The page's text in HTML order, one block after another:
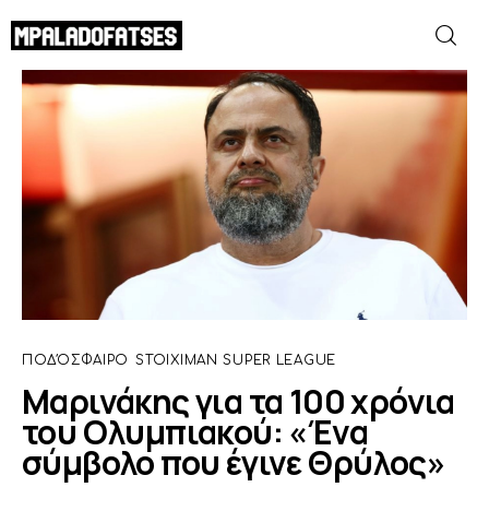
Μαρινάκης για τα 100 χρόνια του
Ολυμπιακού: «Ένα σύμβολο που έγινε
ΜΟΥΝΤΙΑΛ 2026
ΠΟΔΟΣΦΑΙΡΟ
ΜΠΑΣΚΕΤ
ΣΠΟΡ
BLOGS
ΠΟΔΌΣΦΑΙΡΟ STOIXIMAN SUPER LEAGUE
Μαρινάκης για τα 100 χρόνια
του Ολυμπιακού: «Ένα
σύμβολο που έγινε Θρύλος»